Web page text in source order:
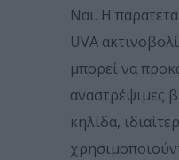
Ναι. Η
UVA
μπορεί να
αναστρέψιμες
κηλίδα,